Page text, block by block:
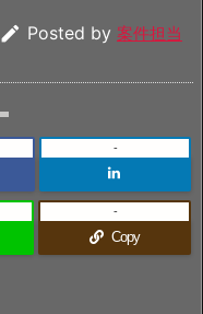
 Posted by 案件担当
-
Copy
-